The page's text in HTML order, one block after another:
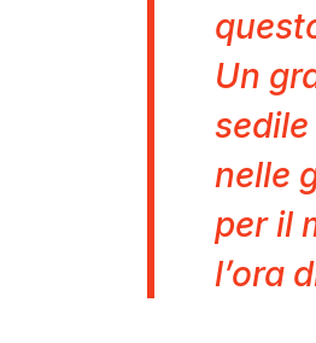
Un
nelle
per il
l’ora